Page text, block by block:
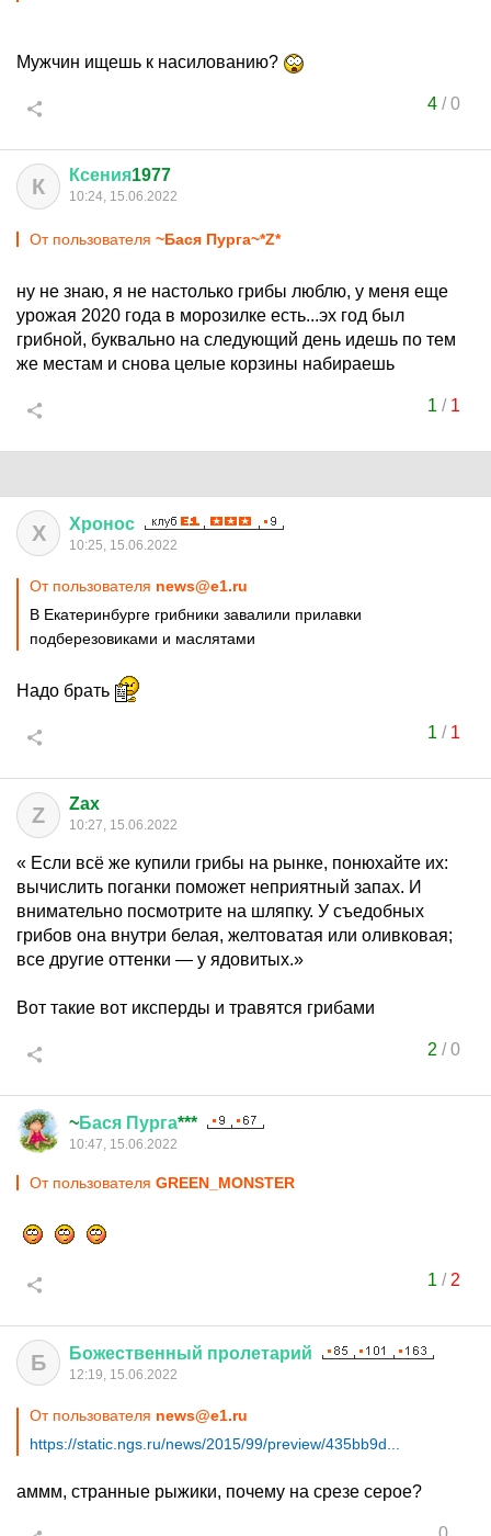
Мужчин ищешь к насилованию?
4/0
К Ксения1977
10:24, 15.06.2022
От пользователя ~Бася Пурга~*Z*
ну не знаю, я не настолько грибы люблю, у меня еще
урожая 2020 года в морозилке есть...эх год был
грибной, буквально на следующий день идешь по тем
же местам и снова целые корзины набираешь
1 / 1
Х Хронос
10:25, 15.06.2022
От пользователя news@e1.ru
В Екатеринбурге грибники завалили прилавки
подберезовиками и маслятами
Надо брать
1 / 1
Z Zax
10:27, 15.06.2022
« Если всё же купили грибы на рынке, понюхайте их:
вычислить поганки поможет неприятный запах. И
внимательно посмотрите на шляпку. У съедобных
грибов она внутри белая, желтоватая или оливковая;
все другие оттенки — у ядовитых.»
Вот такие вот иксперды и травятся грибами
2 /0
~Бася Пурга***
10:47, 15.06.2022
От пользователя GREEN_MONSTER
1 / 2
Б Божественный пролетарий
12:19, 15.06.2022
От пользователя news@e1.ru
https://static.ngs.ru/news/2015/99/preview/435bb9d...
аммм, странные рыжики, почему на срезе серое?